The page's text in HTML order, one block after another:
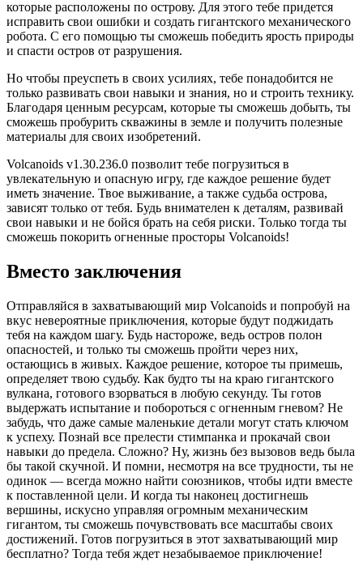
которые расположены по острову. Для этого тебе придется
исправить свои ошибки и создать гигантского механического
робота. С его помощью ты сможешь победить ярость природы
и спасти остров от разрушения.
Но чтобы преуспеть в своих усилиях, тебе понадобится не
только развивать свои навыки и знания, но и строить технику.
Благодаря ценным ресурсам, которые ты сможешь добыть, ты
сможешь пробурить скважины в земле и получить полезные
материалы для своих изобретений.
Volcanoids v1.30.236.0 позволит тебе погрузиться в
увлекательную и опасную игру, где каждое решение будет
иметь значение. Твое выживание, а также судьба острова,
зависят только от тебя. Будь внимателен к деталям, развивай
свои навыки и не бойся брать на себя риски. Только тогда ты
сможешь покорить огненные просторы Volcanoids!
Вместо заключения
Отправляйся в захватывающий мир Volcanoids и попробуй на
вкус невероятные приключения, которые будут поджидать
тебя на каждом шагу. Будь настороже, ведь остров полон
опасностей, и только ты сможешь пройти через них,
остающись в живых. Каждое решение, которое ты примешь,
определяет твою судьбу. Как будто ты на краю гигантского
вулкана, готового взорваться в любую секунду. Ты готов
выдержать испытание и побороться с огненным гневом? Не
забудь, что даже самые маленькие детали могут стать ключом
к успеху. Познай все прелести стимпанка и прокачай свои
навыки до предела. Сложно? Ну, жизнь без вызовов ведь была
бы такой скучной. И помни, несмотря на все трудности, ты не
одинок — всегда можно найти союзников, чтобы идти вместе
к поставленной цели. И когда ты наконец достигнешь
вершины, искусно управляя огромным механическим
гигантом, ты сможешь почувствовать все масштабы своих
достижений. Готов погрузиться в этот захватывающий мир
бесплатно? Тогда тебя ждет незабываемое приключение!